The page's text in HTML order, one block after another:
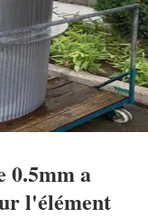
0.5mm a
l'élément